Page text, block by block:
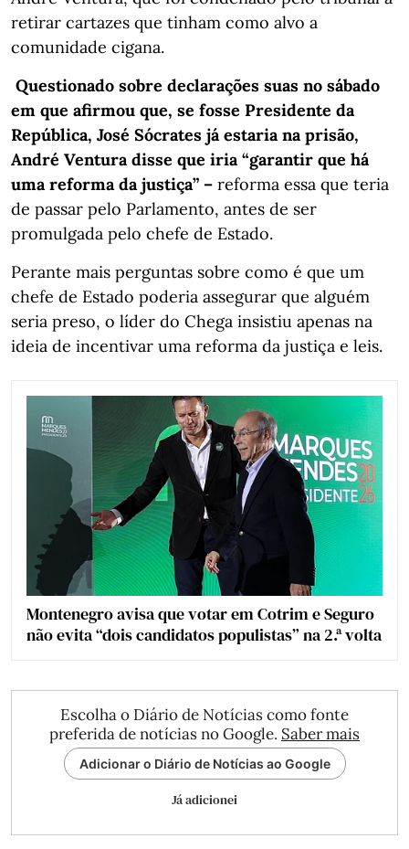
retirar cartazes que tinham como alvo a
comunidade cigana.
Questionado sobre declarações suas no sábado
em que afirmou que, se fosse Presidente da
República, José Sócrates já estaria na prisão,
André Ventura disse que iria “garantir que há
uma reforma da justiça” – reforma essa que teria
de passar pelo Parlamento, antes de ser
promulgada pelo chefe de Estado.
Perante mais perguntas sobre como é que um
chefe de Estado poderia assegurar que alguém
seria preso, o líder do Chega insistiu apenas na
ideia de incentivar uma reforma da justiça e leis.
Montenegro avisa que votar em Cotrim e Seguro
não evita “dois candidatos populistas” na 2.ª volta
Escolha o Diário de Notícias como fonte
preferida de notícias no Google. Saber mais
Adicionar o Diário de Notícias ao Google
Já adicionei